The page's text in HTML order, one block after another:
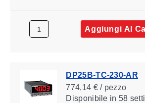
Aggiungi Al
DP25B-TC-230-AR
774,14 € / pezzo
Disponibile in 58